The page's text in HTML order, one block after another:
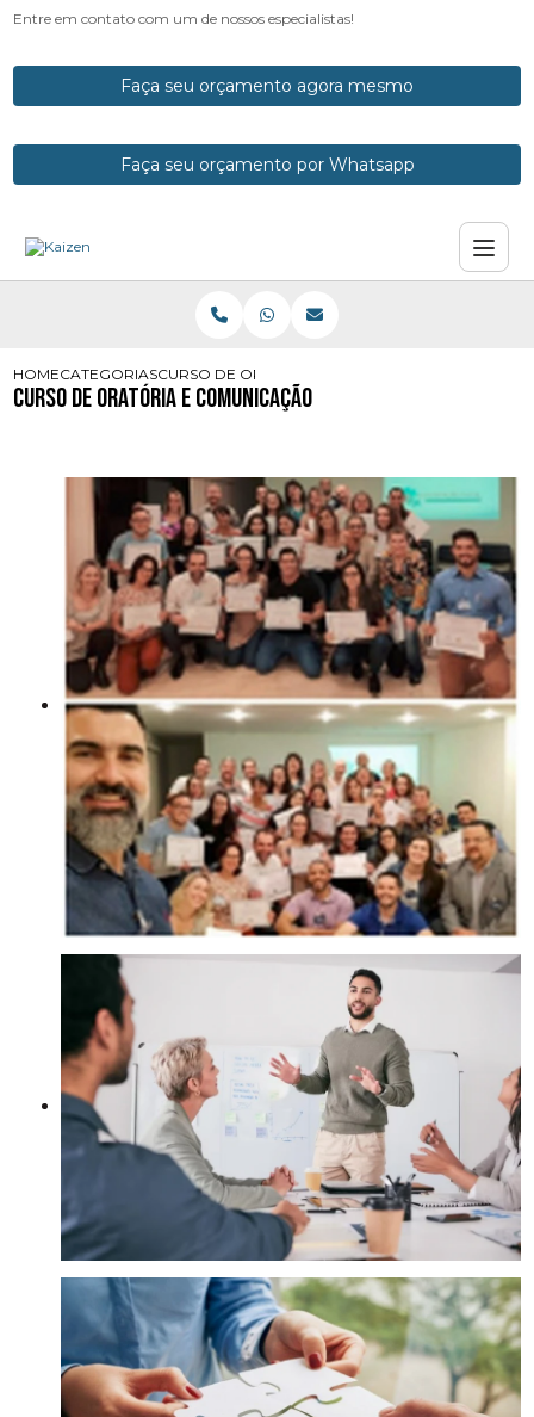
Entre em contato com um de nossos especialistas!
Faça seu orçamento agora mesmo
Faça seu orçamento por Whatsapp
HOMECATEGORIASCURSO DE ORATORIA E COMUNICACAO
Curso de Oratória e Comunicação